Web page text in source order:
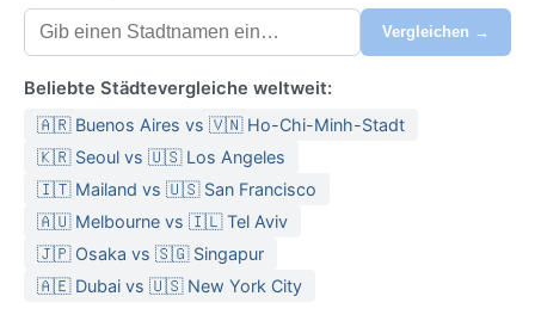
Vergleichen →
Beliebte Städtevergleiche weltweit:
🇦🇷 Buenos Aires vs 🇻🇳 Ho-Chi-Minh-Stadt
🇰🇷 Seoul vs 🇺🇸 Los Angeles
🇮🇹 Mailand vs 🇺🇸 San Francisco
🇦🇺 Melbourne vs 🇮🇱 Tel Aviv
🇯🇵 Osaka vs 🇸🇬 Singapur
🇦🇪 Dubai vs 🇺🇸 New York City